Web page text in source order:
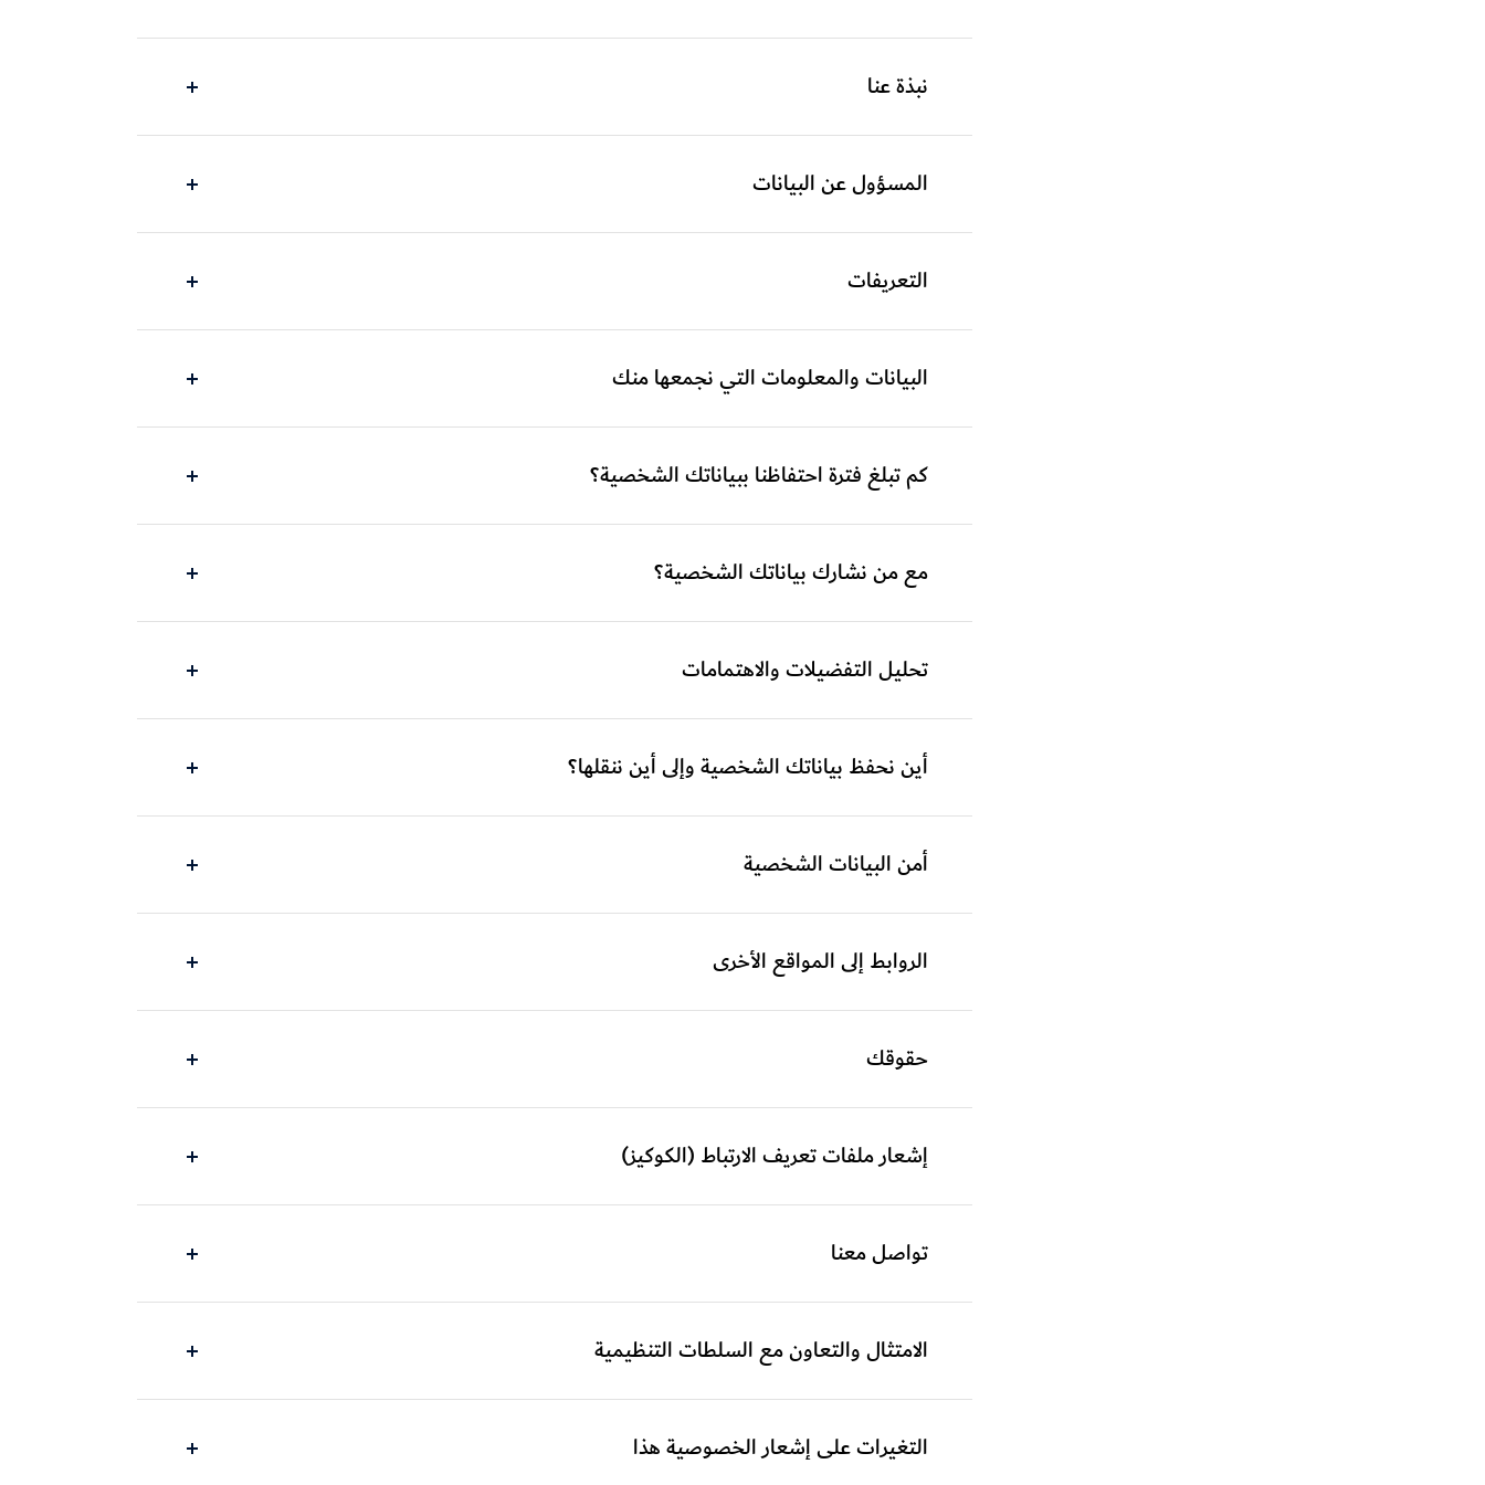
نبذة عنا
المسؤول عن البيانات
التعريفات
البيانات والمعلومات التي نجمعها منك
كم تبلغ فترة احتفاظنا ببياناتك الشخصية؟
مع من نشارك بياناتك الشخصية؟
تحليل التفضيلات والاهتمامات
أين نحفظ بياناتك الشخصية وإلى أين ننقلها؟
أمن البيانات الشخصية
الروابط إلى المواقع الأخرى
حقوقك
إشعار ملفات تعريف الارتباط (الكوكيز)
تواصل معنا
الامتثال والتعاون مع السلطات التنظيمية
التغيرات على إشعار الخصوصية هذا